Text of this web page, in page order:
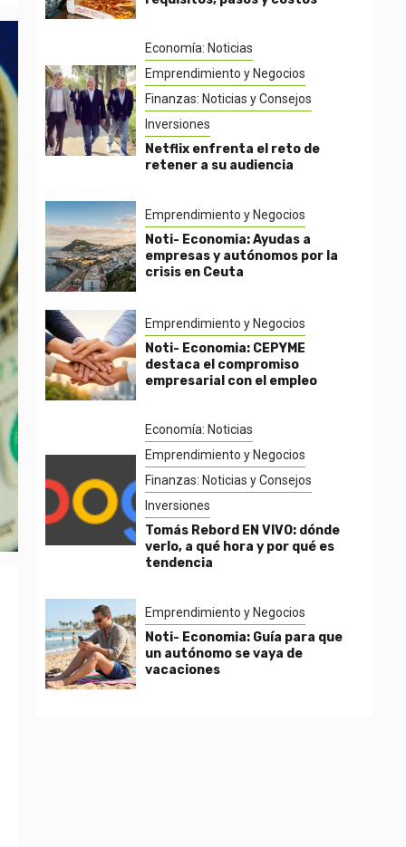
Economía: Noticias
Emprendimiento y Negocios
Finanzas: Noticias y Consejos
Inversiones
Netflix enfrenta el reto de
retener a su audiencia
Emprendimiento y Negocios
Noti- Economia: Ayudas a
empresas y autónomos por la
crisis en Ceuta
Emprendimiento y Negocios
Noti- Economia: CEPYME
destaca el compromiso
empresarial con el empleo
Economía: Noticias
Emprendimiento y Negocios
Finanzas: Noticias y Consejos
Inversiones
Tomás Rebord EN VIVO: dónde
verlo, a qué hora y por qué es
tendencia
Emprendimiento y Negocios
Noti- Economia: Guía para que
un autónomo se vaya de
vacaciones